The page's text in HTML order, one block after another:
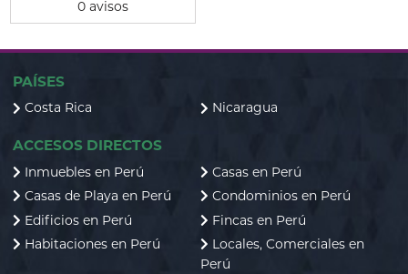
0 avisos
PAÍSES
Costa Rica Nicaragua
ACCESOS DIRECTOS
Inmuebles en Perú
Casas en Perú
Casas de Playa en Perú
Condominios en Perú
Edificios en Perú
Fincas en Perú
Habitaciones en Perú
Locales, Comerciales en
Perú